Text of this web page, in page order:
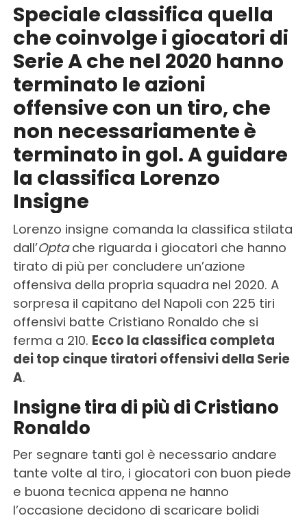
Speciale classifica quella
che coinvolge i giocatori di
Serie A che nel 2020 hanno
terminato le azioni
offensive con un tiro, che
non necessariamente è
terminato in gol. A guidare
la classifica Lorenzo
Insigne
Lorenzo insigne comanda la classifica stilata
dall’Optache riguarda i giocatori che hanno
tirato di più per concludere un’azione
offensiva della propria squadra nel 2020. A
sorpresa il capitano del Napoli con 225 tiri
offensivi batte Cristiano Ronaldo che si
ferma a 210. Ecco la classifica completa
dei top cinque tiratori offensivi della Serie
A.
Insigne tira di più di Cristiano
Ronaldo
Per segnare tanti gol è necessario andare
tante volte al tiro, i giocatori con buon piede
e buona tecnica appena ne hanno
l’occasione decidono di scaricare bolidi